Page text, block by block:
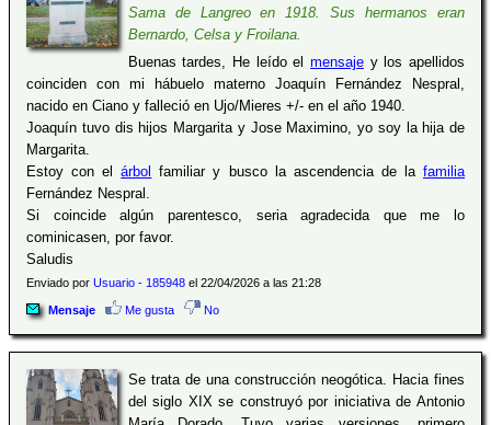
Sama de Langreo en 1918. Sus hermanos eran
Bernardo, Celsa y Froilana.
Buenas tardes, He leído elmensaje y los apellidos
coinciden con mi hábuelo materno Joaquín Fernández Nespral,
nacido en Ciano y falleció en Ujo/Mieres +/- en el año 1940.
Joaquín tuvo dis hijos Margarita y Jose Maximino, yo soy la hija de
Margarita.
Estoy con elárbol familiar y busco la ascendencia de lafamilia
Fernández Nespral.
Si coincide algún parentesco, seria agradecida que me lo
cominicasen, por favor.
Saludis
Enviado por Usuario - 185948 el 22/04/2026 a las 21:28
Mensaje Me gusta No
Se trata de una construcción neogótica. Hacia fines
del siglo XIX se construyó por iniciativa de Antonio